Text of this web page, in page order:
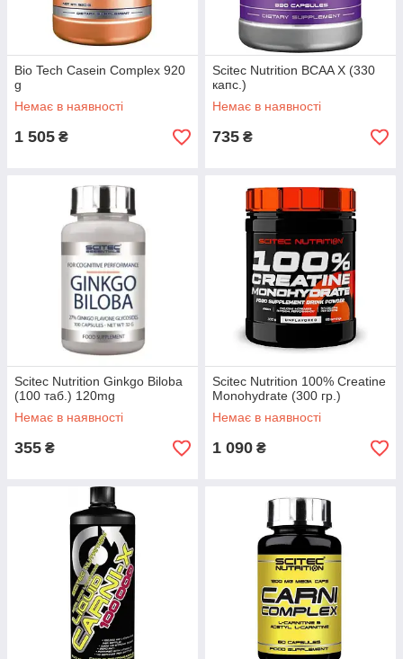
Bio Tech Casein Complex 920
g
Немає в наявності
1 505 ₴
Scitec Nutrition BCAA X (330
капс.)
Немає в наявності
735 ₴
Scitec Nutrition Ginkgo Biloba
(100 таб.) 120mg
Немає в наявності
355 ₴
Scitec Nutrition 100% Creatine
Monohydrate (300 гр.)
Немає в наявності
1 090 ₴